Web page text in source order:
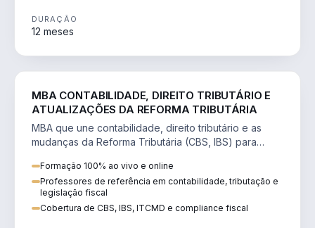
DURAÇÃO
12 meses
MBA CONTABILIDADE, DIREITO TRIBUTÁRIO E
ATUALIZAÇÕES DA REFORMA TRIBUTÁRIA
MBA que une contabilidade, direito tributário e as
mudanças da Reforma Tributária (CBS, IBS) para
Formação 100% ao vivo e online
Professores de referência em contabilidade, tributação e
legislação fiscal
Cobertura de CBS, IBS, ITCMD e compliance fiscal